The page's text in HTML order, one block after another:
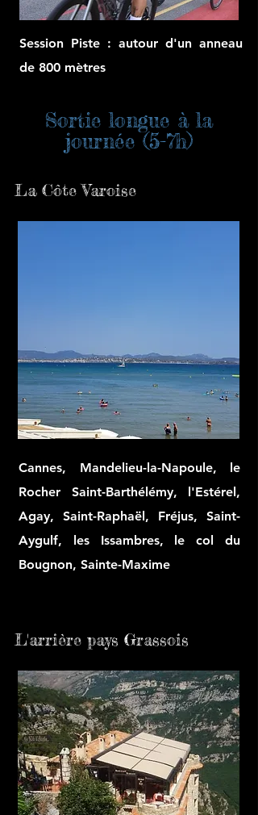
Session Piste : autour d'un anneau
de 800 mètres
Sortie longue à la
journée (5-7h)
La Côte Varoise
Cannes, Mandelieu-la-Napoule, le
Rocher Saint-Barthélémy, l'Estérel,
Agay, Saint-Raphaël, Fréjus, Saint-
Aygulf, les Issambres, le col du
Bougnon, Sainte-Maxime
L'arrière pays Grassois